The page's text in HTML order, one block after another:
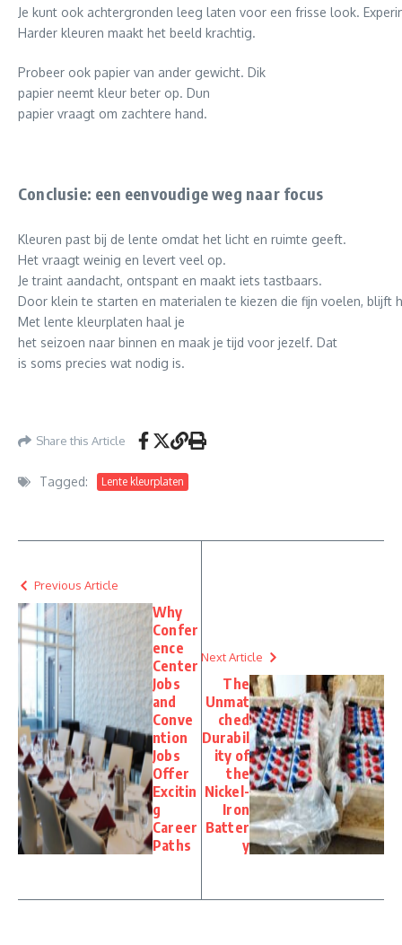
Je kunt ook achtergronden leeg laten voor een frisse look.
Harder kleuren maakt het beeld krachtig.
Probeer ook papier van ander gewicht. Dik
papier neemt kleur beter op. Dun
papier vraagt om zachtere hand.
Conclusie: een eenvoudige weg naar focus
Kleuren past bij de lente omdat het licht en ruimte geeft.
Het vraagt weinig en levert veel op.
Je traint aandacht, ontspant en maakt iets tastbaars.
Door klein te starten en materialen te kiezen die fijn voelen, blijft
Met lente kleurplaten haal je
het seizoen naar binnen en maak je tijd voor jezelf. Dat
is soms precies wat nodig is.
Share this Article
Tagged: Lente kleurplaten
Previous Article
Why
Confer
ence
Center
Jobs
and
Conve
ntion
Jobs
Offer
Excitin
g
Career
Paths
Next Article
The
Unmat
ched
Durabil
ity of
the
Nickel-
Iron
Batter
y